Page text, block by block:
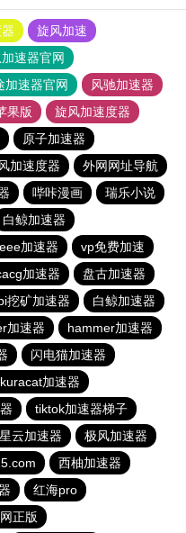
旋风加速
速器官网
加速器官网
风驰加速器
果版
旋风加速度器
原子加速器
加速度器
外网网址导航
哔咔漫画
瑞乐小说
白鲸加速器
加速器
vp免费加速
加速器
盘古加速器
挖矿加速器
白鲸加速器
加速器
hammer加速器
闪电猫加速器
加速器
tiktok加速器梯子
星云加速器
极风加速器
西柚加速器
红海pro
正版